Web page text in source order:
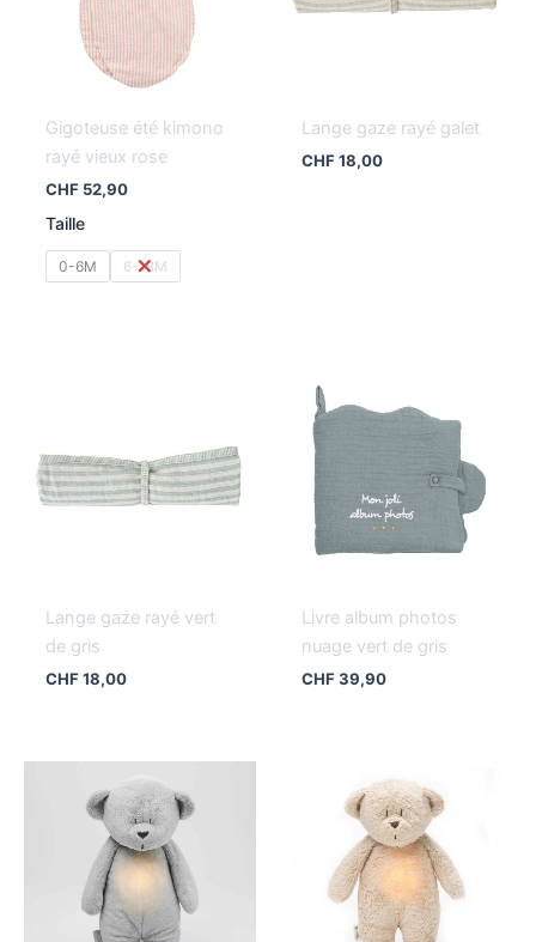
Gigoteuse été kimono
rayé vieux rose
CHF52,90
Taille
0-6M 6-18M
Lange gaze rayé galet
CHF18,00
Lange gaze rayé vert
de gris
CHF18,00
Livre album photos
nuage vert de gris
CHF39,90